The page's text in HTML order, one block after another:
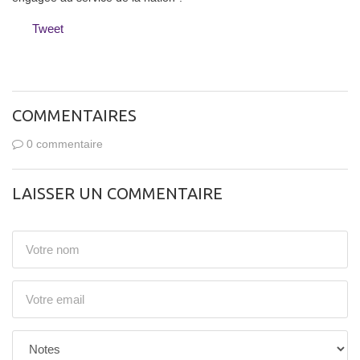
Tweet
COMMENTAIRES
0 commentaire
LAISSER UN COMMENTAIRE